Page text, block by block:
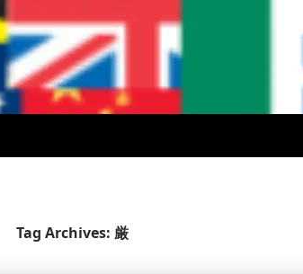
Tag Archives: 厳